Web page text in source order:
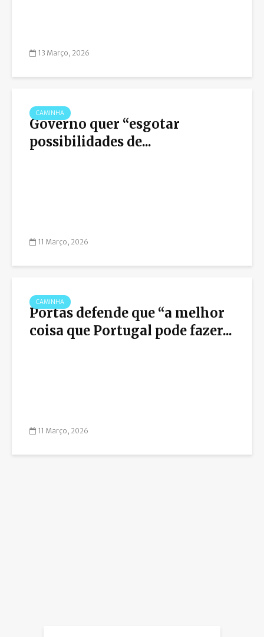
13 Março, 2026
CAMINHA
Governo quer “esgotar
possibilidades de...
11 Março, 2026
CAMINHA
Portas defende que “a melhor
coisa que Portugal pode fazer...
11 Março, 2026